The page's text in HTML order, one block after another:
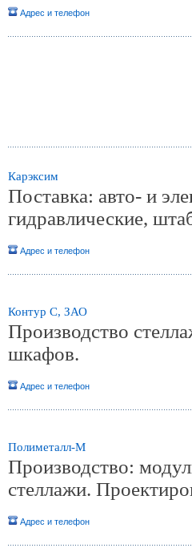
Адрес и телефон
Карэксим
Поставка: авто- и
гидравлические,
Адрес и телефон
Контур С, ЗАО
Производство
шкафов.
Адрес и телефон
Полиметалл-М
Производство:
стеллажи.
Адрес и телефон